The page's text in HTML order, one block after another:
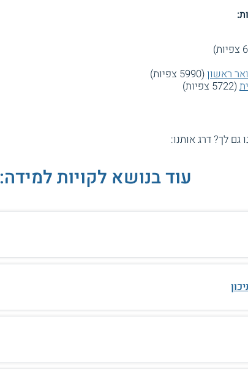
ראשון(5990 צפיות)
(5722 צפיות)
גם לך? דרג אותנו:
עוד בנושא לקויות למידה: